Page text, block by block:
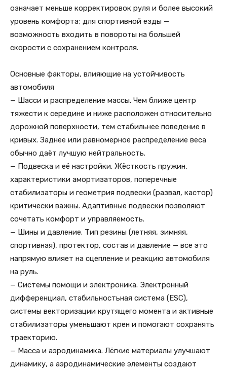
означает меньше корректировок руля и более высокий
уровень комфорта; для спортивной езды —
возможность входить в повороты на большей
скорости с сохранением контроля.
Основные факторы, влияющие на устойчивость
автомобиля
— Шасси и распределение массы. Чем ближе центр
тяжести к середине и ниже расположен относительно
дорожной поверхности, тем стабильнее поведение в
кривых. Заднее или равномерное распределение веса
обычно даёт лучшую нейтральность.
— Подвеска и её настройки. Жёсткость пружин,
характеристики амортизаторов, поперечные
стабилизаторы и геометрия подвески (развал, кастор)
критически важны. Адаптивные подвески позволяют
сочетать комфорт и управляемость.
— Шины и давление. Тип резины (летняя, зимняя,
спортивная), протектор, состав и давление — все это
напрямую влияет на сцепление и реакцию автомобиля
на руль.
— Системы помощи и электроника. Электронный
дифференциал, стабильностьная система (ESC),
системы векторизации крутящего момента и активные
стабилизаторы уменьшают крен и помогают сохранять
траекторию.
— Масса и аэродинамика. Лёгкие материалы улучшают
динамику, а аэродинамические элементы создают